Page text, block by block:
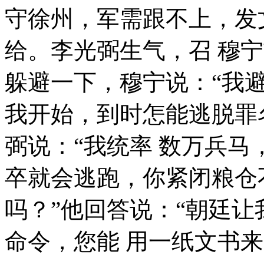
守徐州，军需跟不上，
给。李光弼生气，召 穆
躲避一下，穆宁说：“我
我开始，到时怎能逃脱
弼说：“我统率 数万兵马
卒就会逃跑，你紧闭粮
吗？”他回答说：“朝廷
命令，您能 用一纸文书